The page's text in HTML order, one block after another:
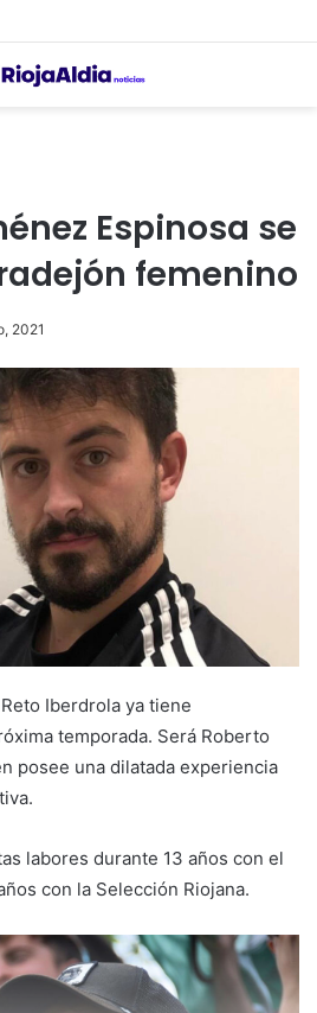
Espinosa se
femenino
2021
Iberdrola ya tiene
temporada. Será Roberto
posee una dilatada experiencia
labores durante 13 años con el
con la Selección Riojana.